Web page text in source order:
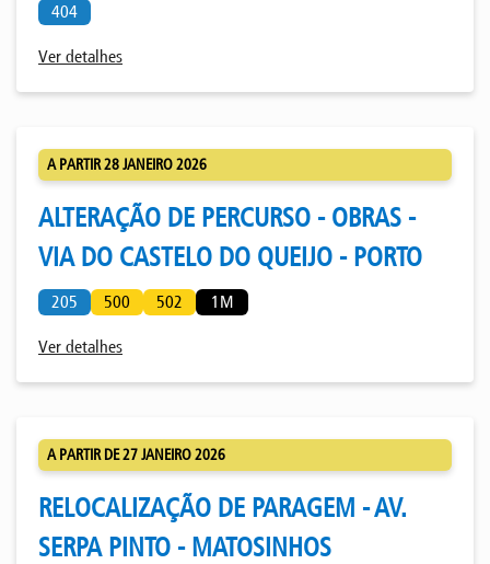
404
Ver detalhes
A PARTIR 28 JANEIRO 2026
ALTERAÇÃO DE PERCURSO - OBRAS -
VIA DO CASTELO DO QUEIJO - PORTO
205 500 502 1M
Ver detalhes
A PARTIR DE 27 JANEIRO 2026
RELOCALIZAÇÃO DE PARAGEM - AV.
SERPA PINTO - MATOSINHOS